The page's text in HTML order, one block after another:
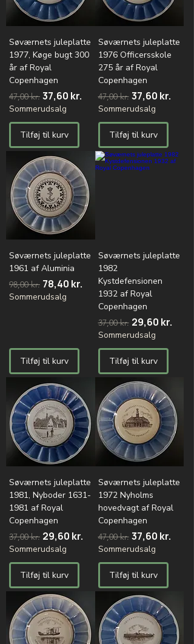
Søværnets juleplatte
1977, Køge bugt 300
år af Royal
Copenhagen
Regulær pris
47,00 kr. Salgspris
37,60 kr.
Sommerudsalg
Tilføj til kurv
Søværnets juleplatte
1976 Officersskole
275 år af Royal
Copenhagen
Regulær pris
47,00 kr. Salgspris
37,60 kr.
Sommerudsalg
Tilføj til kurv
Søværnets juleplatte
1961 af Aluminia
Regulær pris
98,00 kr. Salgspris
78,40 kr.
Sommerudsalg
Tilføj til kurv
Søværnets juleplatte
1982
Kystdefensionen
1932 af Royal
Copenhagen
Regulær pris
37,00 kr. Salgspris
29,60 kr.
Sommerudsalg
Tilføj til kurv
Søværnets juleplatte
1981, Nyboder 1631-
1981 af Royal
Copenhagen
Regulær pris
37,00 kr. Salgspris
29,60 kr.
Sommerudsalg
Tilføj til kurv
Søværnets juleplatte
1972 Nyholms
hovedvagt af Royal
Copenhagen
Regulær pris
47,00 kr. Salgspris
37,60 kr.
Sommerudsalg
Tilføj til kurv